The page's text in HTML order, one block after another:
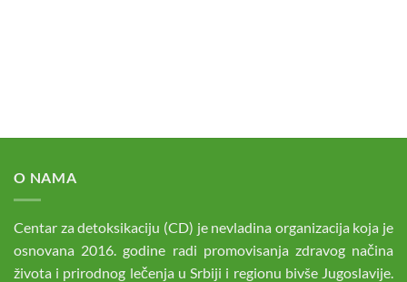
O NAMA
Centar za detoksikaciju (CD) je nevladina organizacija koja je
osnovana 2016. godine radi promovisanja zdravog načina
života i prirodnog lečenja u Srbiji i regionu bivše Jugoslavije.